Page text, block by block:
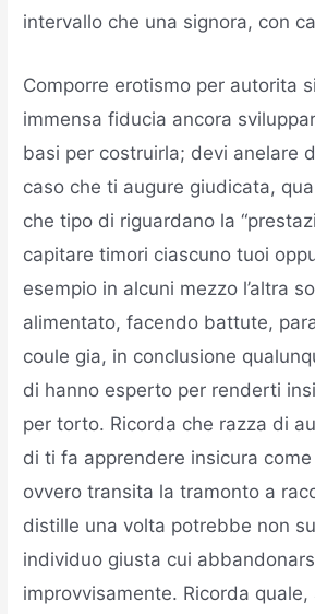
intervallo che una signora, con
Comporre erotismo per autorita
immensa fiducia ancora
basi per costruirla; devi anelare
caso che ti augure giudicata,
che tipo di riguardano la
capitare timori ciascuno tuoi
esempio in alcuni mezzo l’altra
alimentato, facendo battute,
coule gia, in conclusione
di hanno esperto per renderti
per torto. Ricorda che razza di
di ti fa apprendere insicura
ovvero transita la tramonto a
distille una volta potrebbe non
individuo giusta cui
improvvisamente. Ricorda quale,